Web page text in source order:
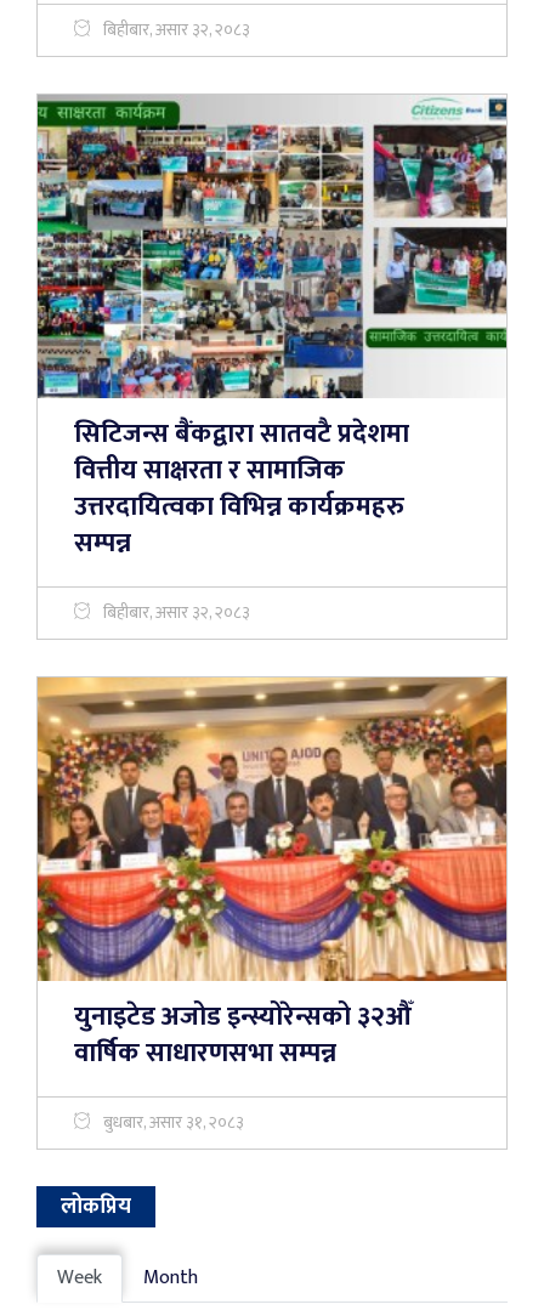
बिहीबार, असार ३२, २०८३
सिटिजन्स बैंकद्वारा सातवटै प्रदेशमा
वित्तीय साक्षरता र सामाजिक
उत्तरदायित्वका विभिन्न कार्यक्रमहरु
सम्पन्न
बिहीबार, असार ३२, २०८३
युनाइटेड अजोड इन्स्योरेन्सको ३२औँ
वार्षिक साधारणसभा सम्पन्न
बुधबार, असार ३१, २०८३
लोकप्रिय
Week Month